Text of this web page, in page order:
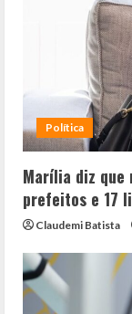
Política
Marília diz que
prefeitos e 17
Claudemi Batista